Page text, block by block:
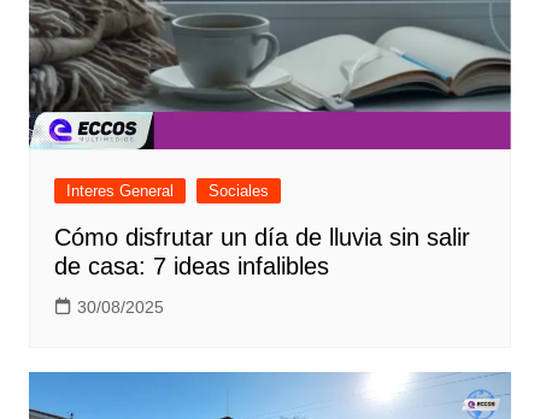
Interes General Sociales
Cómo disfrutar un día de lluvia sin salir
de casa: 7 ideas infalibles
30/08/2025